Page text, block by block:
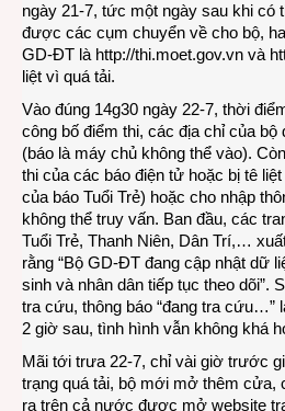
ngày 21-7, tức một ngày sau khi có
được các cụm chuyển về cho bộ,
GD-ĐT là http://thi.moet.gov.vn và
liệt vì quá tải.
Vào đúng 14g30 ngày 22-7, thời
công bố điểm thi, các địa chỉ của bộ
(báo là máy chủ không thể vào).
thi của các báo điện tử hoặc bị tê
của báo Tuổi Trẻ) hoặc cho nhập
không thể truy vấn. Ban đầu, các
Tuổi Trẻ, Thanh Niên, Dân Trí,…
rằng “Bộ GD-ĐT đang cập nhật dữ
sinh và nhân dân tiếp tục theo dõi”.
tra cứu, thông báo “đang tra cứu…”
2 giờ sau, tình hình vẫn không khá
Mãi tới trưa 22-7, chỉ vài giờ trước
trạng quá tải, bộ mới mở thêm cửa,
ra trên cả nước được mở website